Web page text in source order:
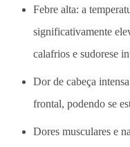
Febre alta: a
significativamente
calafrios e sudorese
Dor de cabeça
frontal, podendo se
Dores musculares e